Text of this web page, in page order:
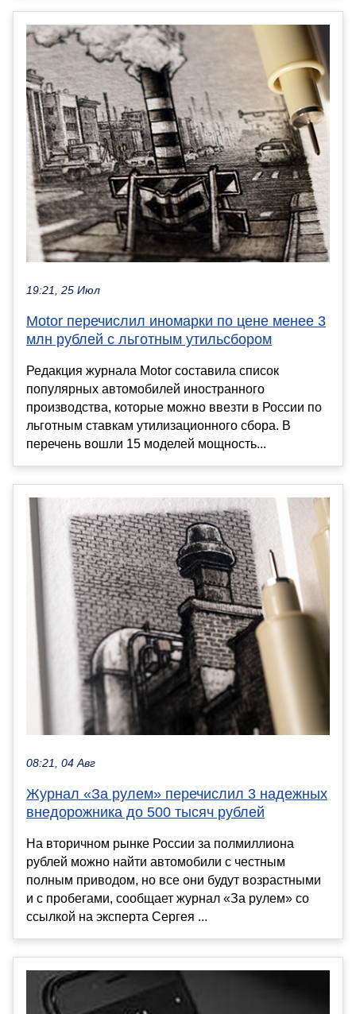
19:21, 25 Июл
Motor перечислил иномарки по цене менее 3
млн рублей с льготным утильсбором
Редакция журнала Motor составила список
популярных автомобилей иностранного
производства, которые можно ввезти в России по
льготным ставкам утилизационного сбора. В
перечень вошли 15 моделей мощность...
08:21, 04 Авг
Журнал «За рулем» перечислил 3 надежных
внедорожника до 500 тысяч рублей
На вторичном рынке России за полмиллиона
рублей можно найти автомобили с честным
полным приводом, но все они будут возрастными
и с пробегами, сообщает журнал «За рулем» со
ссылкой на эксперта Сергея ...